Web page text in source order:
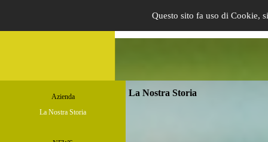
Questo sito fa uso di Cookie,
Azienda
La Nostra Storia
La Nostra Storia